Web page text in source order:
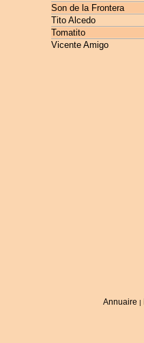
Son de la Frontera
Tito Alcedo
Tomatito
Vicente Amigo
Annuaire |